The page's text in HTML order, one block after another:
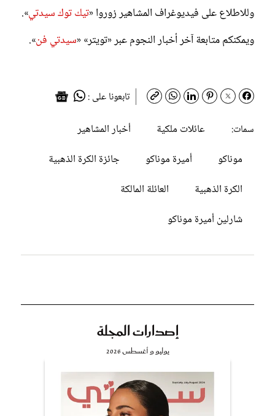
وللاطلاع على فيديوغراف المشاهير زوروا «تيك توك سيدتي».
ويمكنكم متابعة آخر أخبار النجوم عبر «تويتر» «سيدتي فن».
تابعونا على :
سمات:
عائلات ملكية
أخبار المشاهير
موناكو
أميرة موناكو
جائزة الكرة الذهبية
الكرة الذهبية
العائلة المالكة
شارلين أميرة موناكو
إصدارات المجلة
يوليو و أغسطس 2026